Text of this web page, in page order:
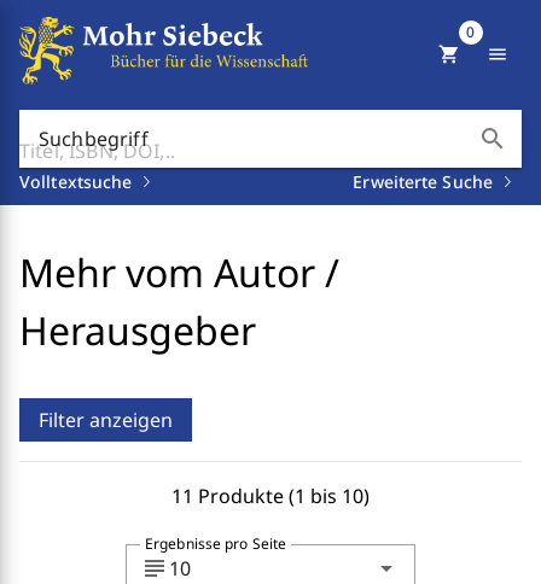
Suchbegriff search
Volltextsuche Erweiterte Suche
shopping_cart
0
menu
Mehr vom Autor /
Herausgeber
Filter anzeigen
11 Produkte (1 bis 10)
subject 10 arrow_drop_down
Ergebnisse pro Seite